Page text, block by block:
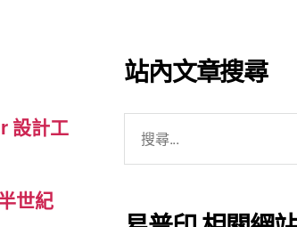
生
活
應
用”
設計工
世紀
站內文章搜尋